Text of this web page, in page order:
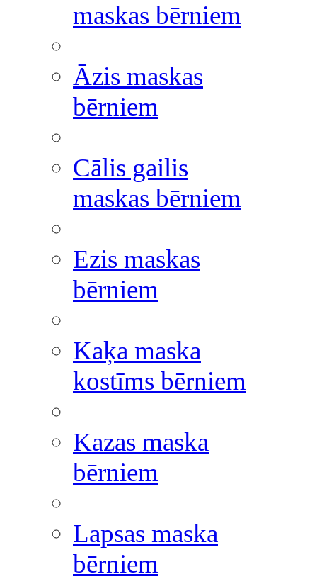
maskas bērniem
Āzis maskas
bērniem
Cālis gailis
maskas bērniem
Ezis maskas
bērniem
Kaķa maska
kostīms bērniem
Kazas maska
bērniem
Lapsas maska
bērniem